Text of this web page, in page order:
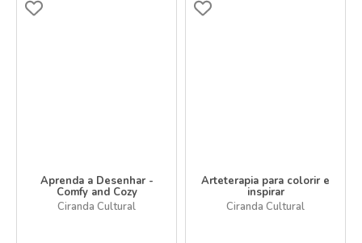
Aprenda a Desenhar -
Comfy and Cozy
Ciranda Cultural
Arteterapia para colorir e
inspirar
Ciranda Cultural